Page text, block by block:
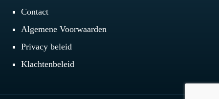
Contact
Algemene Voorwaarden
Privacy beleid
Klachtenbeleid